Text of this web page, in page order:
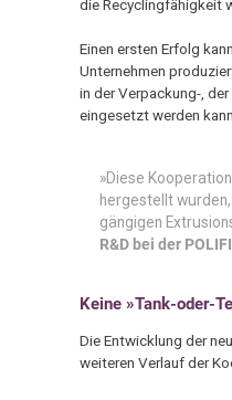
die Recyclingfähigkeit
Einen ersten Erfolg
Unternehmen
in der Verpackung-,
eingesetzt werden
»Diese
hergestellt
gängigen
R&D bei der
Keine »Tank-oder-
Die Entwicklung der
weiteren Verlauf der